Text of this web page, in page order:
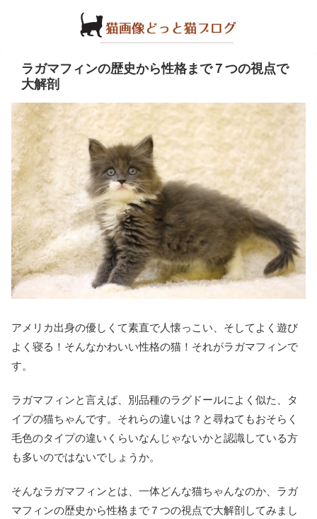
ラガマフィンの歴史から性格まで７つの視点で
大解剖
アメリカ出身の優しくて素直で人懐っこい、そしてよく遊び
よく寝る！そんなかわいい性格の猫！それがラガマフィンで
す。
ラガマフィンと言えば、別品種のラグドールによく似た、タ
イプの猫ちゃんです。それらの違いは？と尋ねてもおそらく
毛色のタイプの違いくらいなんじゃないかと認識している方
も多いのではないでしょうか。
そんなラガマフィンとは、一体どんな猫ちゃんなのか、ラガ
マフィンの歴史から性格まで７つの視点で大解剖してみまし